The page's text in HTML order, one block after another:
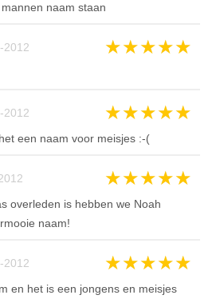
naam staan
★★★★★
★★★★★
een naam voor meisjes :-(
★★★★★
overleden is hebben we Noah
naam!
★★★★★
en het is een jongens en meisjes